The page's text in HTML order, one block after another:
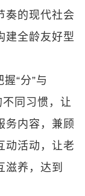
奏的现代社会
建全龄友好型
“分”与
同习惯，让
务内容，兼顾
动活动，让老
滋养，达到